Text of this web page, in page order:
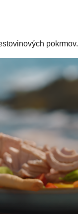
pokrmov.